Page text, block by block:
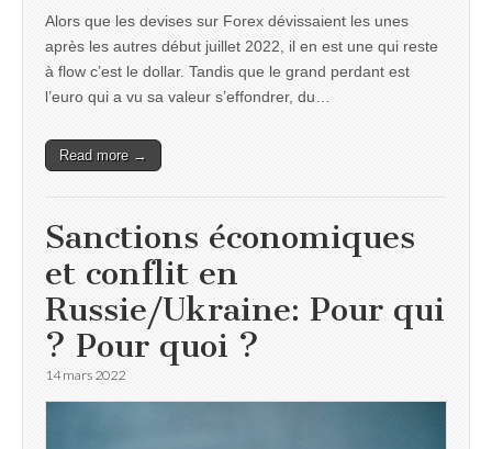
Alors que les devises sur Forex dévissaient les unes
après les autres début juillet 2022, il en est une qui reste
à flow c’est le dollar. Tandis que le grand perdant est
l’euro qui a vu sa valeur s’effondrer, du…
Read more →
Sanctions économiques
et conflit en
Russie/Ukraine: Pour qui
? Pour quoi ?
14 mars 2022